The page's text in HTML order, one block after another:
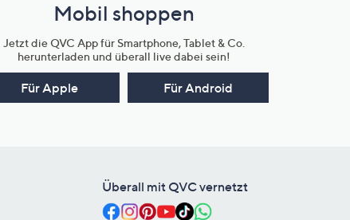
Mobil shoppen
Jetzt die QVC App für Smartphone, Tablet & Co.
herunterladen und überall live dabei sein!
Für Apple Für Android
Überall mit QVC vernetzt